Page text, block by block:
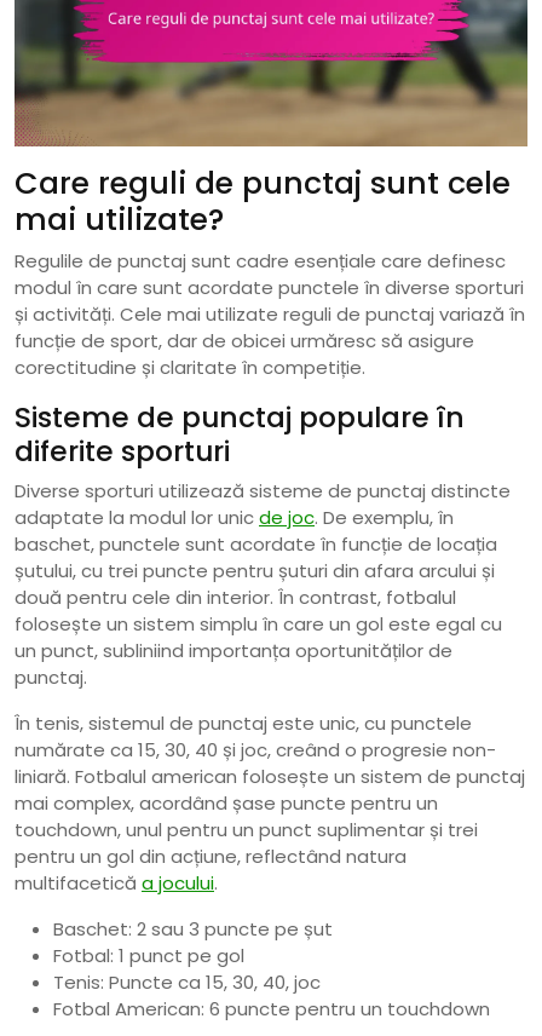
Care reguli de punctaj sunt cele
mai utilizate?
Regulile de punctaj sunt cadre esențiale care definesc
modul în care sunt acordate punctele în diverse sporturi
și activități. Cele mai utilizate reguli de punctaj variază în
funcție de sport, dar de obicei urmăresc să asigure
corectitudine și claritate în competiție.
Sisteme de punctaj populare în
diferite sporturi
Diverse sporturi utilizează sisteme de punctaj distincte
adaptate la modul lor unicde joc. De exemplu, în
baschet, punctele sunt acordate în funcție de locația
șutului, cu trei puncte pentru șuturi din afara arcului și
două pentru cele din interior. În contrast, fotbalul
folosește un sistem simplu în care un gol este egal cu
un punct, subliniind importanța oportunităților de
punctaj.
În tenis, sistemul de punctaj este unic, cu punctele
numărate ca 15, 30, 40 și joc, creând o progresie non-
liniară. Fotbalul american folosește un sistem de punctaj
mai complex, acordând șase puncte pentru un
touchdown, unul pentru un punct suplimentar și trei
pentru un gol din acțiune, reflectând natura
multifacetică a jocului.
Baschet: 2 sau 3 puncte pe șut
Fotbal: 1 punct pe gol
Tenis: Puncte ca 15, 30, 40, joc
Fotbal American: 6 puncte pentru un touchdown